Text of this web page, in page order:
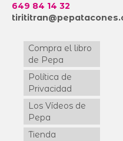
649 84 14 32
Compra el libro
de Pepa
Política de
Privacidad
Los Vídeos de
Pepa
Tienda